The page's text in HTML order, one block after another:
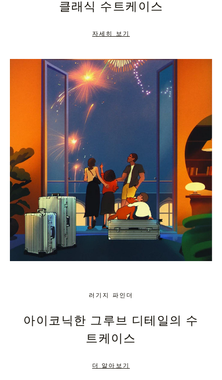
TO
UNMUTE
클래식 수트케이스
자세히 보기
러기지 파인더
아이코닉한 그루브 디테일의 수
트케이스
더 알아보기